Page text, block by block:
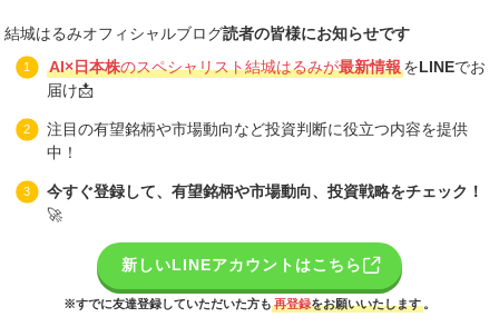
結城はるみオフィシャルブログ読者の皆様にお知らせです
AI×日本株のスペシャリスト結城はるみが最新情報をLINEでお
届け📩
注目の有望銘柄や市場動向など投資判断に役立つ内容を提供
中！
今すぐ登録して、有望銘柄や市場動向、投資戦略をチェック！
🚀
新しいLINEアカウントはこちら
※すでに友達登録していただいた方も 再登録をお願いいたします 。